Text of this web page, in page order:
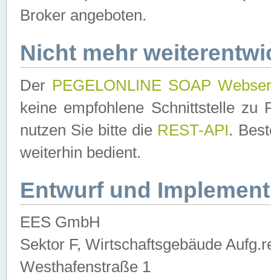
Broker angeboten.
Nicht mehr
Der PEGELONLINE SOAP
keine empfohlene Schnittstelle zu
nutzen Sie bitte die REST-API.
weiterhin bedient.
Entwurf und
EES GmbH
Sektor F, Wirtschaftsgebäude
Westhafenstraße 1